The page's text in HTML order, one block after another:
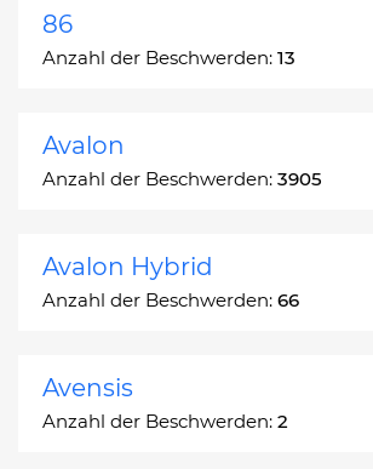
86
Anzahl der Beschwerden: 13
Avalon
Anzahl der Beschwerden: 3905
Avalon Hybrid
Anzahl der Beschwerden: 66
Avensis
Anzahl der Beschwerden: 2